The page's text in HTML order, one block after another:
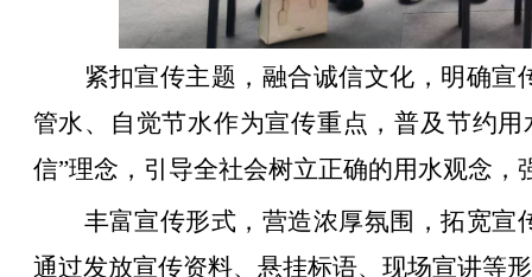
紧扣宣传主题，融合诚信文化，明确
管水、自觉节水作为宣传重点，普及节约
信”理念，引导全社会树立正确的用水观念
丰富宣传形式，营造浓厚氛围，拓宽
通过发放宣传资料、悬挂标语、现场宣讲等